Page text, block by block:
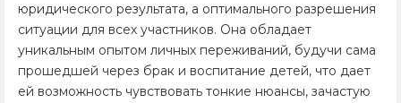
юридического результата, а оптимального разрешения
ситуации для всех участников. Она обладает
уникальным опытом личных переживаний, будучи сама
прошедшей через брак и воспитание детей, что дает
ей возможность чувствовать тонкие нюансы, зачастую